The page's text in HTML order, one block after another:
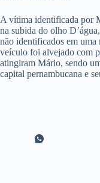
A vítima identificada por
na subida do olho
não identificados em uma
veículo foi alvejado com
atingiram Mário, sendo
capital pernambucana e